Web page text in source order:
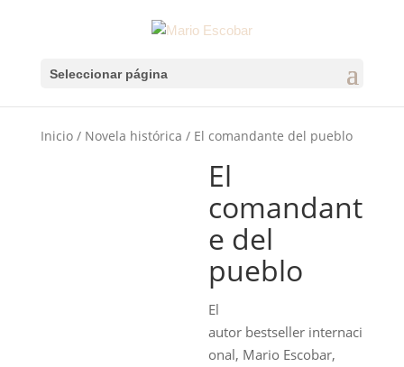
Seleccionar página
Inicio/ Novela histórica / El comandante del pueblo
El
comandant
e del
pueblo
El
autor bestseller internaci
onal, Mario Escobar,